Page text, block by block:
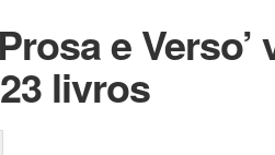
e Verso’
livros